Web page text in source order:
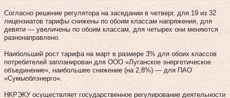
Согласно решение регулятора на заседании в четверг, для 19 из 32
лицензиатов тарифы снижены по обоим классам напряжения, для
девяти — увеличены по обоим классам, для четырех они меняются
разнонаправлено.
Наибольший рост тарифа на март в размере 3% для обоих классов
потребителей запланирован для ООО «Луганское энергетическое
объединение», наибольшее снижение (на 2,8%) — для ПАО
«Сумыоблэнерго».
НКРЭКУ осуществляет государственное регулирование деятельности